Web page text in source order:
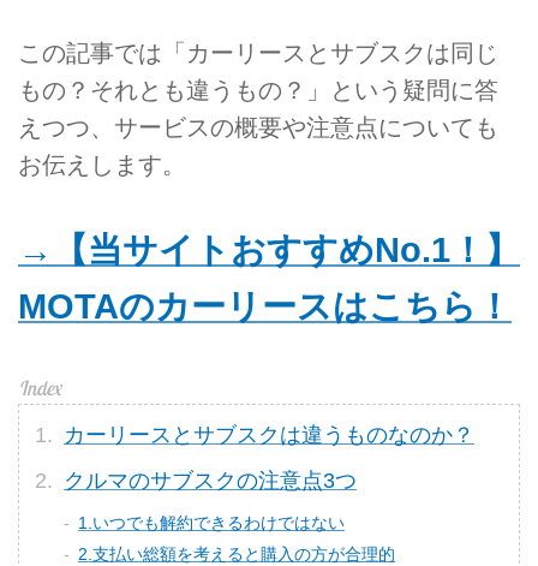
この記事では「カーリースとサブスクは同じ
もの？それとも違うもの？」という疑問に答
えつつ、サービスの概要や注意点についても
お伝えします。
→【当サイトおすすめNo.1！】
MOTAのカーリースはこちら！
カーリースとサブスクは違うものなのか？
クルマのサブスクの注意点3つ
1.いつでも解約できるわけではない
2.支払い総額を考えると購入の方が合理的